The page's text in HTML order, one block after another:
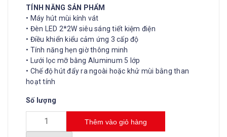
TÍNH NĂNG SẢN PHẨM
• Máy hút mùi kính vát
• Đèn LED 2*2W siêu sáng tiết kiệm điện
• Điều khiển kiểu cảm ứng 3 cấp độ
• Tính năng hẹn giờ thông minh
•
Lưới lọc mỡ bằng Aluminum 5 lớp
• Chế độ hút đẩy ra ngoài hoặc khử mùi bằng than
hoạt tính
Số lượng
Thêm vào giỏ hàng